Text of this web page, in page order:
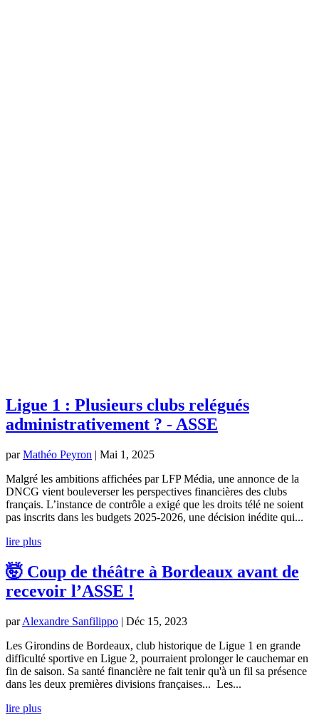
Ligue 1 : Plusieurs clubs relégués
administrativement ? - ASSE
parMathéo Peyron | Mai 1, 2025
Malgré les ambitions affichées par LFP Média, une annonce de la
DNCG vient bouleverser les perspectives financières des clubs
français. L’instance de contrôle a exigé que les droits télé ne soient
pas inscrits dans les budgets 2025-2026, une décision inédite qui...
lire plus
🤯 Coup de théâtre à Bordeaux avant de
recevoir l’ASSE !
parAlexandre Sanfilippo | Déc 15, 2023
Les Girondins de Bordeaux, club historique de Ligue 1 en grande
difficulté sportive en Ligue 2, pourraient prolonger le cauchemar en
fin de saison. Sa santé financière ne fait tenir qu'à un fil sa présence
dans les deux premières divisions françaises... Les...
lire plus